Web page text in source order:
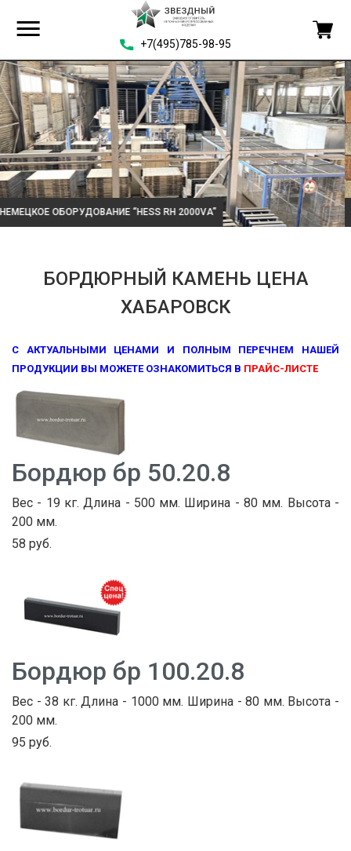
+7(495)785-98-95
ТРОТУАРНАЯ ПЛИТКА COLORMIX
БОРДЮРНЫЙ КАМЕНЬ ЦЕНА
ХАБАРОВСК
С АКТУАЛЬНЫМИ ЦЕНАМИ И ПОЛНЫМ ПЕРЕЧНЕМ НАШЕЙ
ПРОДУКЦИИ ВЫ МОЖЕТЕ ОЗНАКОМИТЬСЯ В ПРАЙС-ЛИСТЕ
Бордюр бр 50.20.8
Вес - 19 кг. Длина - 500 мм. Ширина - 80 мм. Высота -
200 мм.
58 руб.
Бордюр бр 100.20.8
Вес - 38 кг. Длина - 1000 мм. Ширина - 80 мм. Высота -
200 мм.
95 руб.